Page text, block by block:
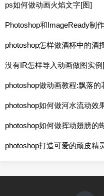
ps如何做动画火焰文字[图]
Photoshop和ImageReady制
photoshop怎样做酒杯中的酒
没有IR怎样导入动画做图实例
photoshop做动画教程:飘落的
photoshop如何做河水流动效
photoshop如何做挥动翅膀的
photoshop打造可爱的顽皮精